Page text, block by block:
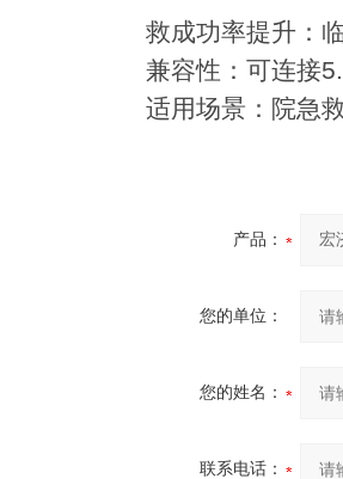
救成功率提升：
兼容性：可连接
适用场景：院急
产品：
您的单位：
您的姓名：
联系电话：